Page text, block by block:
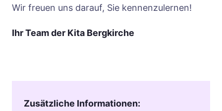
Wir freuen uns darauf, Sie kennenzulernen!
Ihr Team der Kita Bergkirche
Zusätzliche Informationen: